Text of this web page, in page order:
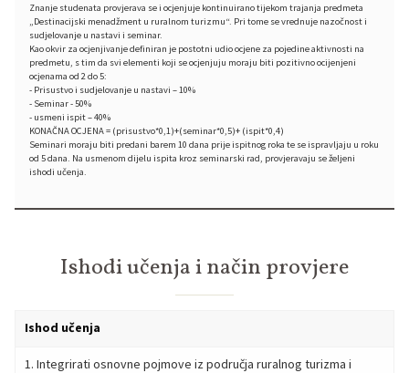
Znanje studenata provjerava se i ocjenjuje kontinuirano tijekom trajanja predmeta
„Destinacijski menadžment u ruralnom turizmu“. Pri tome se vrednuje nazočnost i
sudjelovanje u nastavi i seminar.
Kao okvir za ocjenjivanje definiran je postotni udio ocjene za pojedine aktivnosti na
predmetu, s tim da svi elementi koji se ocjenjuju moraju biti pozitivno ocijenjeni
ocjenama od 2 do 5:
- Prisustvo i sudjelovanje u nastavi – 10%
- Seminar - 50%
- usmeni ispit – 40%
KONAČNA OCJENA = (prisustvo*0,1)+(seminar*0,5)+ (ispit*0,4)
Seminari moraju biti predani barem 10 dana prije ispitnog roka te se ispravljaju u roku
od 5 dana. Na usmenom dijelu ispita kroz seminarski rad, provjeravaju se željeni
ishodi učenja.
Ishodi učenja i način provjere
Ishod učenja
1. Integrirati osnovne pojmove iz područja ruralnog turizma i